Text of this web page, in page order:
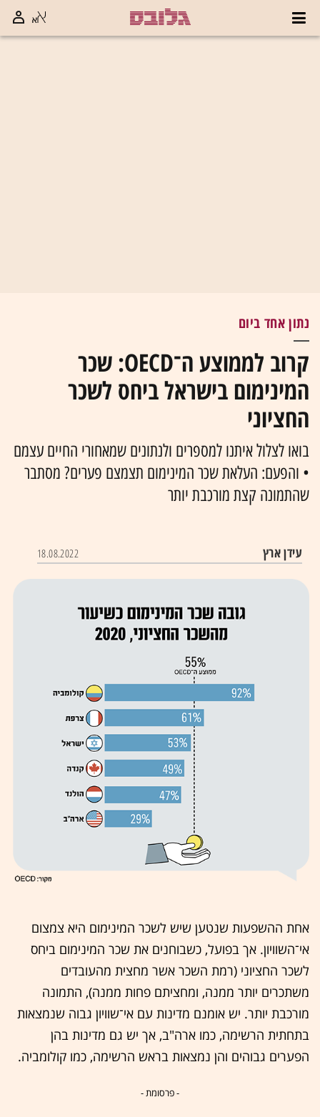
נתון אחד ביום
קרוב לממוצע ה־OECD: שכר
המינימום בישראל ביחס לשכר
החציוני
בואו לצלול איתנו למספרים ולנתונים שמאחורי החיים עצמם
• והפעם: העלאת שכר המינימום תצמצם פערים? מסתבר
שהתמונה קצת מורכבת יותר
עידן ארץ 18.08.2022
אחת ההשפעות שנטען שיש לשכר המינימום היא צמצום
אי־השוויון. אך בפועל, כשבוחנים את שכר המינימום ביחס
לשכר החציוני (רמת השכר אשר מחצית מהעובדים
משתכרים יותר ממנה, ומחציתם פחות ממנה), התמונה
מורכבת יותר. יש אומנם מדינות עם אי־שוויון גבוה שנמצאות
בתחתית הרשימה, כמו ארה"ב, אך יש גם מדינות בהן
הפערים גבוהים והן נמצאות בראש הרשימה, כמו קולומביה.
- פרסומת -